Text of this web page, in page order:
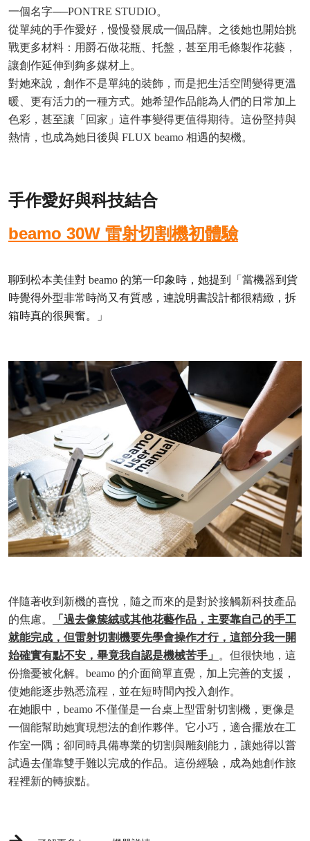
一個名字──PONTRE STUDIO。
從單純的手作愛好，慢慢發展成一個品牌。之後她也開始挑
戰更多材料：用爵石做花瓶、托盤，甚至用毛條製作花藝，
讓創作延伸到夠多媒材上。
對她來說，創作不是單純的裝飾，而是把生活空間變得更溫
暖、更有活力的一種方式。她希望作品能為人們的日常加上
色彩，甚至讓「回家」這件事變得更值得期待。這份堅持與
熱情，也成為她日後與 FLUX beamo 相遇的契機。
手作愛好與科技結合
beamo 30W 雷射切割機初體驗
聊到松本美佳對 beamo 的第一印象時，她提到「當機器到貨
時覺得外型非常時尚又有質感，連說明書設計都很精緻，拆
箱時真的很興奮。」
伴隨著收到新機的喜悅，隨之而來的是對於接觸新科技產品
的焦慮。
「過去像簇絨或其他花藝作品，主要靠自己的手工
就能完成，但雷射切割機要先學會操作才行，這部分我一開
始確實有點不安，畢竟我自認是機械苦手」
。但很快地，這
份擔憂被化解。beamo 的介面簡單直覺，加上完善的支援，
使她能逐步熟悉流程，並在短時間內投入創作。
在她眼中，beamo 不僅僅是一台桌上型雷射切割機，更像是
一個能幫助她實現想法的創作夥伴。它小巧，適合擺放在工
作室一隅；卻同時具備專業的切割與雕刻能力，讓她得以嘗
試過去僅靠雙手難以完成的作品。這份經驗，成為她創作旅
程裡新的轉捩點。